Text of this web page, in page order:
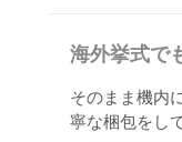
海外挙式で
そのまま機内
寧な梱包をし